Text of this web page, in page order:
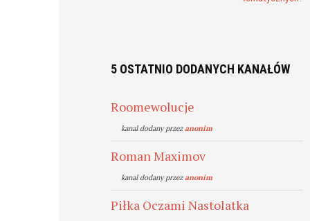
5 OSTATNIO DODANYCH KANAŁÓW
Roomewolucje
kanal dodany przezanonim
Roman Maximov
kanal dodany przezanonim
Piłka Oczami Nastolatka